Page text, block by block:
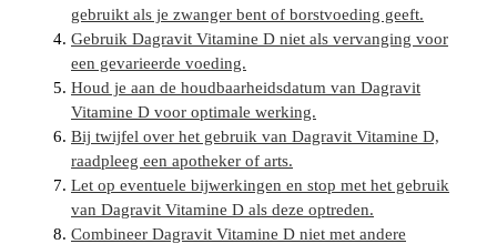
gebruikt als je zwanger bent of borstvoeding geeft.
Gebruik Dagravit Vitamine D niet als vervanging voor
een gevarieerde voeding.
Houd je aan de houdbaarheidsdatum van Dagravit
Vitamine D voor optimale werking.
Bij twijfel over het gebruik van Dagravit Vitamine D,
raadpleeg een apotheker of arts.
Let op eventuele bijwerkingen en stop met het gebruik
van Dagravit Vitamine D als deze optreden.
Combineer Dagravit Vitamine D niet met andere